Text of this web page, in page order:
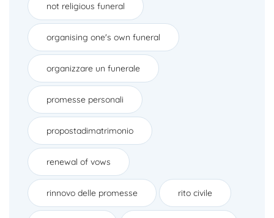
not religious funeral
organising one's own funeral
organizzare un funerale
promesse personali
propostadimatrimonio
renewal of vows
rinnovo delle promesse rito civile